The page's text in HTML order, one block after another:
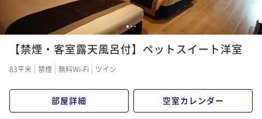
1 23
【禁煙・客室露天風呂付】ペットスイート洋室
83平米 禁煙 無料Wi-Fi ツイン
部屋詳細 空室カレンダー